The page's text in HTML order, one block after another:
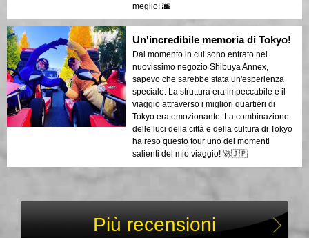
meglio! 🌆
Un'incredibile memoria di Tokyo!
Dal momento in cui sono entrato nel
nuovissimo negozio Shibuya Annex,
sapevo che sarebbe stata un'esperienza
speciale. La struttura era impeccabile e il
viaggio attraverso i migliori quartieri di
Tokyo era emozionante. La combinazione
delle luci della città e della cultura di Tokyo
ha reso questo tour uno dei momenti
salienti del mio viaggio! 🚀🇯🇵
Più recensioni